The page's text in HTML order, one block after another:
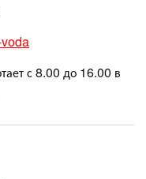
с 8.00 до 16.00 в